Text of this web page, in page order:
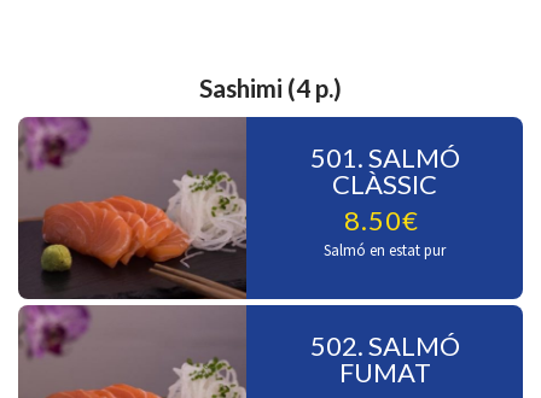
Sashimi (4 p.)
501. SALMÓ
CLÀSSIC
8.50€
Salmó en estat pur
502. SALMÓ
FUMAT